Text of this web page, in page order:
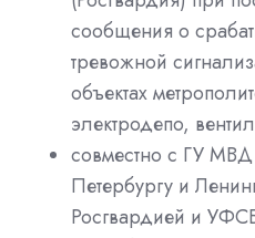
сообщения о
тревожной
объектах
электродепо,
совместно с ГУ МВД
Петербургу и
Росгвардией и